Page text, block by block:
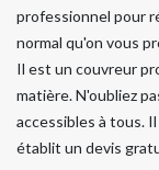
professionnel pour
normal qu'on vous
Il est un couvreur
matière. N'oubliez
accessibles à tous.
établit un devis